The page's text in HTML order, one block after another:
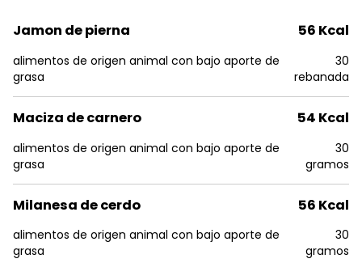
Jamon de pierna
alimentos de origen animal con bajo aporte de
grasa
56 Kcal
30
rebanada
Maciza de carnero
alimentos de origen animal con bajo aporte de
grasa
54 Kcal
30
gramos
Milanesa de cerdo
alimentos de origen animal con bajo aporte de
grasa
56 Kcal
30
gramos